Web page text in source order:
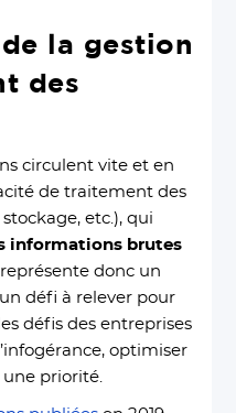
la gestion
des
circulent vite et en
de traitement des
etc.), qui
informations brutes
représente donc un
défi à relever pour
défis des entreprises
optimiser
une priorité.